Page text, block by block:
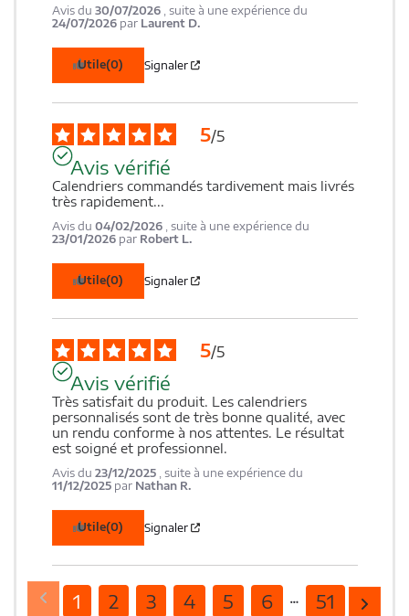
Avis du 30/07/2026 , suite à une expérience du
24/07/2026 par Laurent D.
Utile(0) Signaler
5/5
Avis vérifié
Calendriers commandés tardivement mais livrés
très rapidement...
Avis du 04/02/2026 , suite à une expérience du
23/01/2026 par Robert L.
Utile(0) Signaler
5/5
Avis vérifié
Très satisfait du produit. Les calendriers
personnalisés sont de très bonne qualité, avec
un rendu conforme à nos attentes. Le résultat
est soigné et professionnel.
Avis du 23/12/2025 , suite à une expérience du
11/12/2025 par Nathan R.
Utile(0) Signaler
1 2 3 4 5 6 51